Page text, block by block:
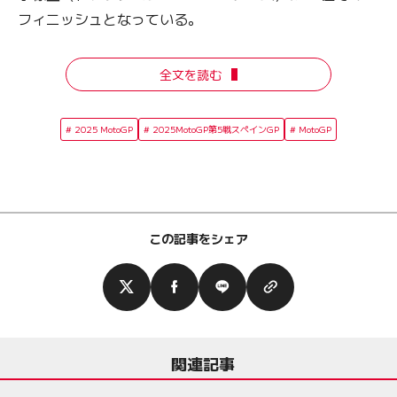
フィニッシュとなっている。
全文を読む
2025 MotoGP 2025MotoGP第5戦スペインGP MotoGP
この記事をシェア
関連記事